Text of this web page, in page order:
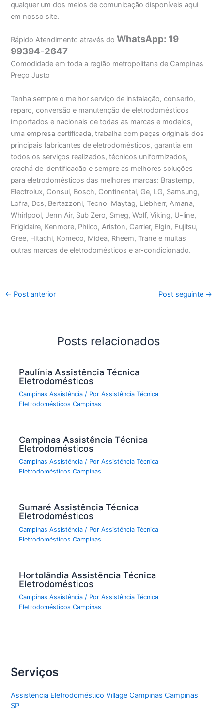
qualquer um dos meios de comunicação disponíveis aqui
em nosso site.
Rápido Atendimento através do WhatsApp: 19
99394-2647
Comodidade em toda a região metropolitana de Campinas
Preço Justo
Tenha sempre o melhor serviço de instalação, conserto,
reparo, conversão e manutenção de eletrodomésticos
importados e nacionais de todas as marcas e modelos,
uma empresa certificada, trabalha com peças originais dos
principais fabricantes de eletrodomésticos, garantia em
todos os serviços realizados, técnicos uniformizados,
crachá de identificação e sempre as melhores soluções
para eletrodomésticos das melhores marcas: Brastemp,
Electrolux, Consul, Bosch, Continental, Ge, LG, Samsung,
Lofra, Dcs, Bertazzoni, Tecno, Maytag, Liebherr, Amana,
Whirlpool, Jenn Air, Sub Zero, Smeg, Wolf, Viking, U-line,
Frigidaire, Kenmore, Philco, Ariston, Carrier, Elgin, Fujitsu,
Gree, Hitachi, Komeco, Midea, Rheem, Trane e muitas
outras marcas de eletrodomésticos e ar-condicionado.
← Post anterior Post seguinte →
Posts relacionados
Paulínia Assistência Técnica
Eletrodomésticos
Campinas Assistência / PorAssistência Técnica
Eletrodomésticos Campinas
Campinas Assistência Técnica
Eletrodomésticos
Campinas Assistência / PorAssistência Técnica
Eletrodomésticos Campinas
Sumaré Assistência Técnica
Eletrodomésticos
Campinas Assistência / PorAssistência Técnica
Eletrodomésticos Campinas
Hortolândia Assistência Técnica
Eletrodomésticos
Campinas Assistência / PorAssistência Técnica
Eletrodomésticos Campinas
Serviços
Assistência Eletrodoméstico Village Campinas Campinas
SP